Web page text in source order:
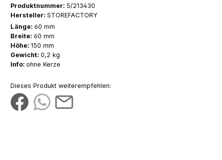
Produktnummer: 5/213430
Hersteller: STOREFACTORY
Länge: 60 mm
Breite: 60 mm
Höhe: 150 mm
Gewicht: 0,2 kg
Info: ohne Kerze
Dieses Produkt weiterempfehlen: